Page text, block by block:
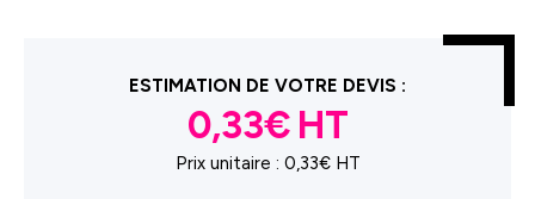
ESTIMATION DE VOTRE DEVIS :
0,33€
Prix unitaire : 0,33€ HT